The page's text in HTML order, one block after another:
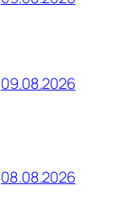
09.08.2026
08.08.2026